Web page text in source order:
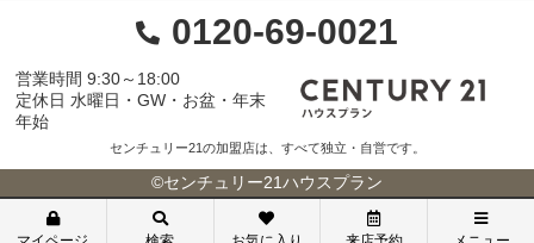
0120-69-0021
営業時間 9:30～18:00
定休日 水曜日・GW・お盆・年末
年始
センチュリー21の加盟店は、すべて独立・自営です。
©センチュリー21ハウスプラン